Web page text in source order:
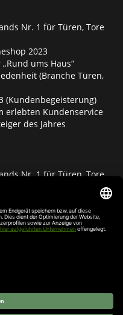
Nr. 1 für Türen, Tore
2023
ums Haus“
(Branche Türen,
(Kundenbegeisterung)
erlebten Kundenservice
des Jahres
Nr. 1 für Türen, Tore
2022
ums Haus“
erlebten Kundenservice
Rang (Türen, Tore &